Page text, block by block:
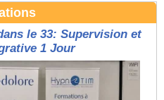
le 33: Supervision et
1 Jour